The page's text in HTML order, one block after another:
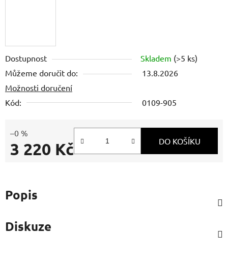
Dostupnost Skladem (>5 ks)
Můžeme doručit do:
13.8.2026
Možnosti doručení
Kód:
0109-905
–0 %
3 220 Kč DO KOŠÍKU
Popis
Diskuze